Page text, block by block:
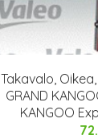
Takavalo,
GRAND
KANGOO